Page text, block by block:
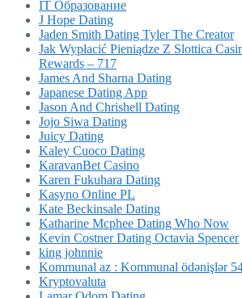
IT Образование
J Hope Dating
Jaden Smith Dating Tyler The Creator
Jak Wypłacić Pieniądze Z Slottica
Rewards – 717
James And Sharna Dating
Japanese Dating App
Jason And Chrishell Dating
Jojo Siwa Dating
Juicy Dating
Kaley Cuoco Dating
KaravanBet Casino
Karen Fukuhara Dating
Kasyno Online PL
Kate Beckinsale Dating
Katharine Mcphee Dating Who Now
Kevin Costner Dating Octavia Spencer
king johnnie
Kommunal az : Kommunal ödənişlər
Kryptovaluta